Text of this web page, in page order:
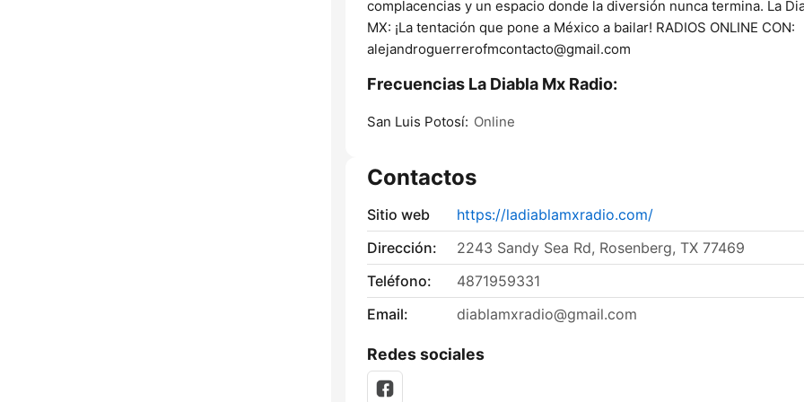
complacencias y un espacio donde la diversión nunca termina. La
MX: ¡La tentación que pone a México a bailar! RADIOS ONLINE CON:
alejandroguerrerofmcontacto@gmail.com
Frecuencias La Diabla Mx Radio:
San Luis Potosí: Online
Contactos
Sitio web
https://ladiablamxradio.com/
Dirección:
2243 Sandy Sea Rd, Rosenberg, TX 77469
Teléfono:
4871959331
Email:
diablamxradio@gmail.com
Redes sociales